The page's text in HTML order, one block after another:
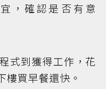
，確認是否有意
式到獲得工作，花
樓買早餐還快。